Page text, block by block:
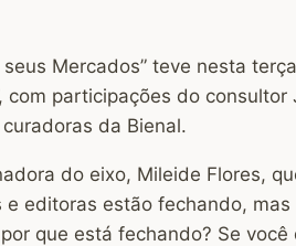
Mercados” teve nesta
participações do
da Bienal.
do eixo, Mileide Flores,
editoras estão fechando,
que está fechando? Se